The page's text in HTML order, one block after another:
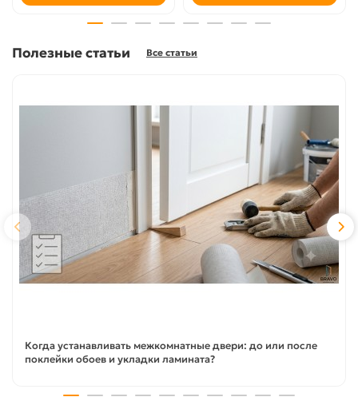
Полезные статьи Все статьи
Когда устанавливать межкомнатные двери: до или после
поклейки обоев и укладки ламината?